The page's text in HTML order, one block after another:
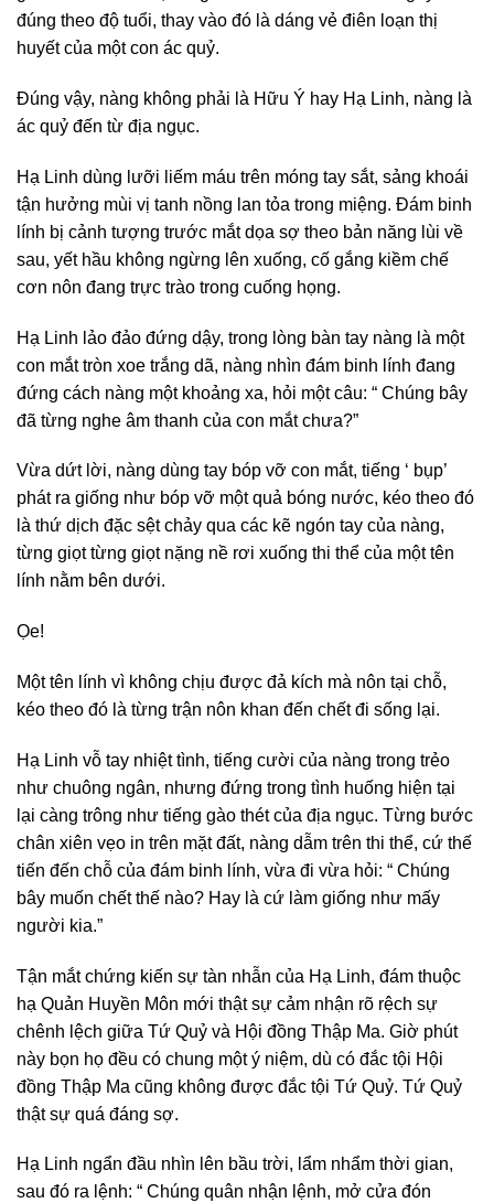
đúng theo độ tuổi, thay vào đó là dáng vẻ điên loạn thị
huyết của một con ác quỷ.
Đúng vậy, nàng không phải là Hữu Ý hay Hạ Linh, nàng là
ác quỷ đến từ địa ngục.
Hạ Linh dùng lưỡi liếm máu trên móng tay sắt, sảng khoái
tận hưởng mùi vị tanh nồng lan tỏa trong miệng. Đám binh
lính bị cảnh tượng trước mắt dọa sợ theo bản năng lùi về
sau, yết hầu không ngừng lên xuống, cố gắng kiềm chế
cơn nôn đang trực trào trong cuống họng.
Hạ Linh lảo đảo đứng dậy, trong lòng bàn tay nàng là một
con mắt tròn xoe trắng dã, nàng nhìn đám binh lính đang
đứng cách nàng một khoảng xa, hỏi một câu: “ Chúng bây
đã từng nghe âm thanh của con mắt chưa?”
Vừa dứt lời, nàng dùng tay bóp vỡ con mắt, tiếng ‘ bụp’
phát ra giống như bóp vỡ một quả bóng nước, kéo theo đó
là thứ dịch đặc sệt chảy qua các kẽ ngón tay của nàng,
từng giọt từng giọt nặng nề rơi xuống thi thể của một tên
lính nằm bên dưới.
Ọe!
Một tên lính vì không chịu được đả kích mà nôn tại chỗ,
kéo theo đó là từng trận nôn khan đến chết đi sống lại.
Hạ Linh vỗ tay nhiệt tình, tiếng cười của nàng trong trẻo
như chuông ngân, nhưng đứng trong tình huống hiện tại
lại càng trông như tiếng gào thét của địa ngục. Từng bước
chân xiên vẹo in trên mặt đất, nàng dẫm trên thi thể, cứ thế
tiến đến chỗ của đám binh lính, vừa đi vừa hỏi: “ Chúng
bây muốn chết thế nào? Hay là cứ làm giống như mấy
người kia.”
Tận mắt chứng kiến sự tàn nhẫn của Hạ Linh, đám thuộc
hạ Quản Huyền Môn mới thật sự cảm nhận rõ rệch sự
chênh lệch giữa Tứ Quỷ và Hội đồng Thập Ma. Giờ phút
này bọn họ đều có chung một ý niệm, dù có đắc tội Hội
đồng Thập Ma cũng không được đắc tội Tứ Quỷ. Tứ Quỷ
thật sự quá đáng sợ.
Hạ Linh ngẩn đầu nhìn lên bầu trời, lẩm nhẩm thời gian,
sau đó ra lệnh: “ Chúng quân nhận lệnh, mở cửa đón